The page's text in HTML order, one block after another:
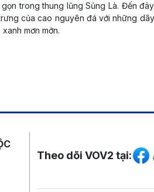
trong thung lũng Sủng Là. Đến
của cao nguyên đá với những
mơn mởn.
Mạng xã hội
Theo dõi VOV2 tại: